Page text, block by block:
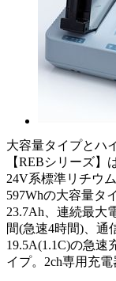
大容量タイプとハ
【REBシリーズ
24V系標準リチウ
597Whの大容量タ
23.7Ah、連続最大
間(急速4時間)、通
19.5A(1.1C)の急速
イプ。2ch専用充電